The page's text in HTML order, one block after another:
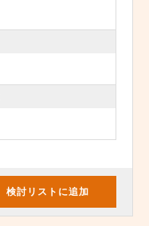
検討リスト に追加